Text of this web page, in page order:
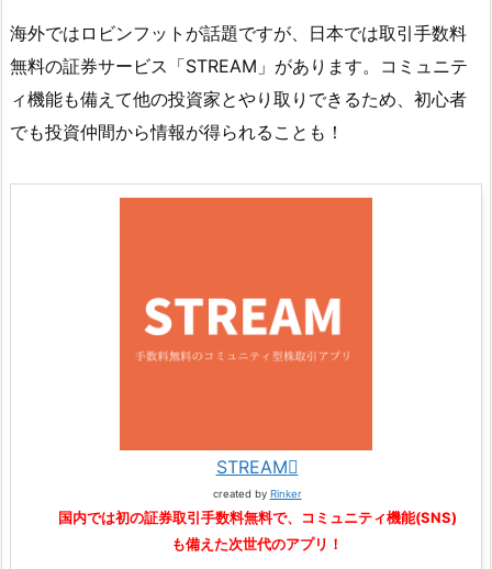
海外ではロビンフットが話題ですが、日本では取引手数料
無料の証券サービス「STREAM」があります。コミュニテ
ィ機能も備えて他の投資家とやり取りできるため、初心者
でも投資仲間から情報が得られることも！
STREAM
created by Rinker
国内では初の証券取引手数料無料で、コミュニティ機能(SNS)
も備えた次世代のアプリ！